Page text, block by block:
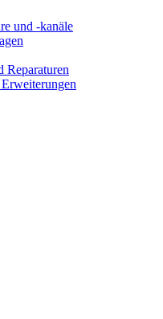
und -kanäle
Reparaturen